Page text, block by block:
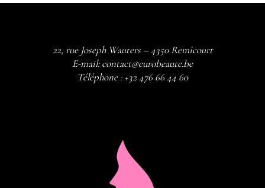
22, rue Joseph Wauters – 4350 Remicourt
E-mail:contact@eurobeaute.be
Téléphone :+32 476 66 44 60